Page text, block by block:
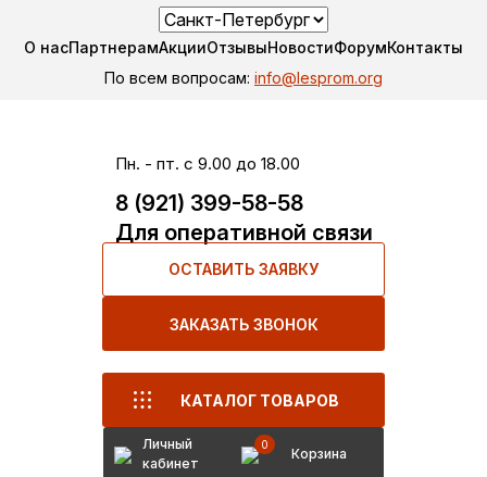
О насПартнерамАкцииОтзывыНовостиФорумКонтакты
По всем вопросам: info@lesprom.org
Пн. - пт. с 9.00 до 18.00
8 (921) 399-58-58
Для оперативной связи
ОСТАВИТЬ ЗАЯВКУ
ЗАКАЗАТЬ ЗВОНОК
КАТАЛОГ ТОВАРОВ
Личный
кабинет
0
Корзина